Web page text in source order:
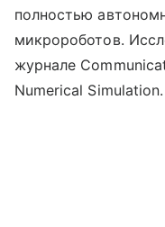
полностью
микророботов.
журнале
Numerical Simulation.